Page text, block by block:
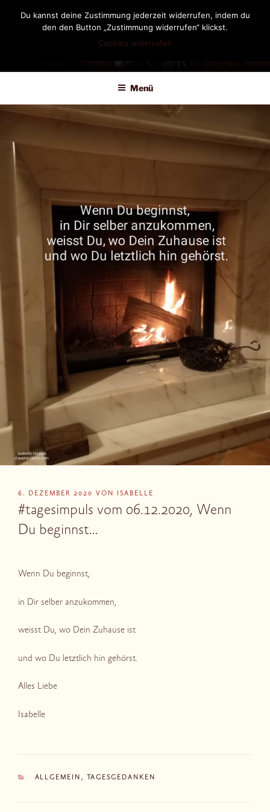
DIANDRA-CIRCLE
Menü
VERÖFFENTLICHT
AM
6. DEZEMBER 2020 VON ISABELLE
#tagesimpuls vom 06.12.2020, Wenn
Du beginnst…
Wenn Du beginnst,
in Dir selber anzukommen,
weisst Du, wo Dein Zuhause ist
und wo Du letztlich hin gehörst.
Alles Liebe
Isabelle
KATEGORIEN
ALLGEMEIN , TAGESGEDANKEN
Du kannst deine Zustimmung jederzeit widerrufen, indem du
den den Button „Zustimmung widerrufen“ klickst.
Cookies widerrufen